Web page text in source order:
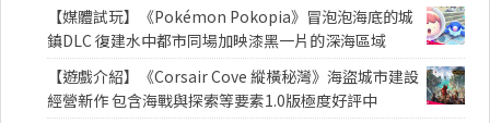
【媒體試玩】《Pokémon Pokopia》冒泡泡海底的城
鎮DLC 復建水中都市同場加映漆黑一片的深海區域
【遊戲介紹】《Corsair Cove 縱橫秘灣》海盜城市建設
經營新作 包含海戰與探索等要素1.0版極度好評中